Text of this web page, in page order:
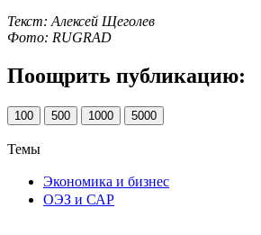
Текст: Алексей Щеголев
Фото: RUGRAD
Поощрить публикацию:
100 500 1000 5000
Темы
Экономика и бизнес
ОЭЗ и САР